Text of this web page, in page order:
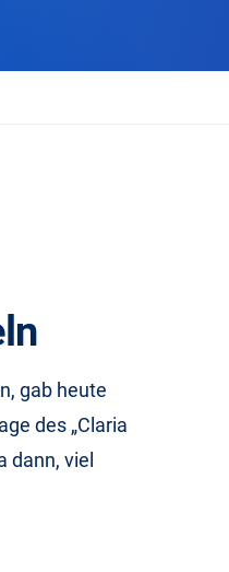
gab heute
des „Claria
dann, viel